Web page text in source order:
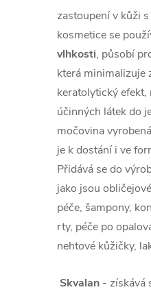
zastoupení v kůži
kosmetice se
vlhkosti, působí
která minimalizuje
keratolytický
účinných látek do
močovina
je k dostání i ve
Přidává se do
jako jsou
péče, šampony,
rty, péče po
nehtové kůžičky,
Skvalan - získává